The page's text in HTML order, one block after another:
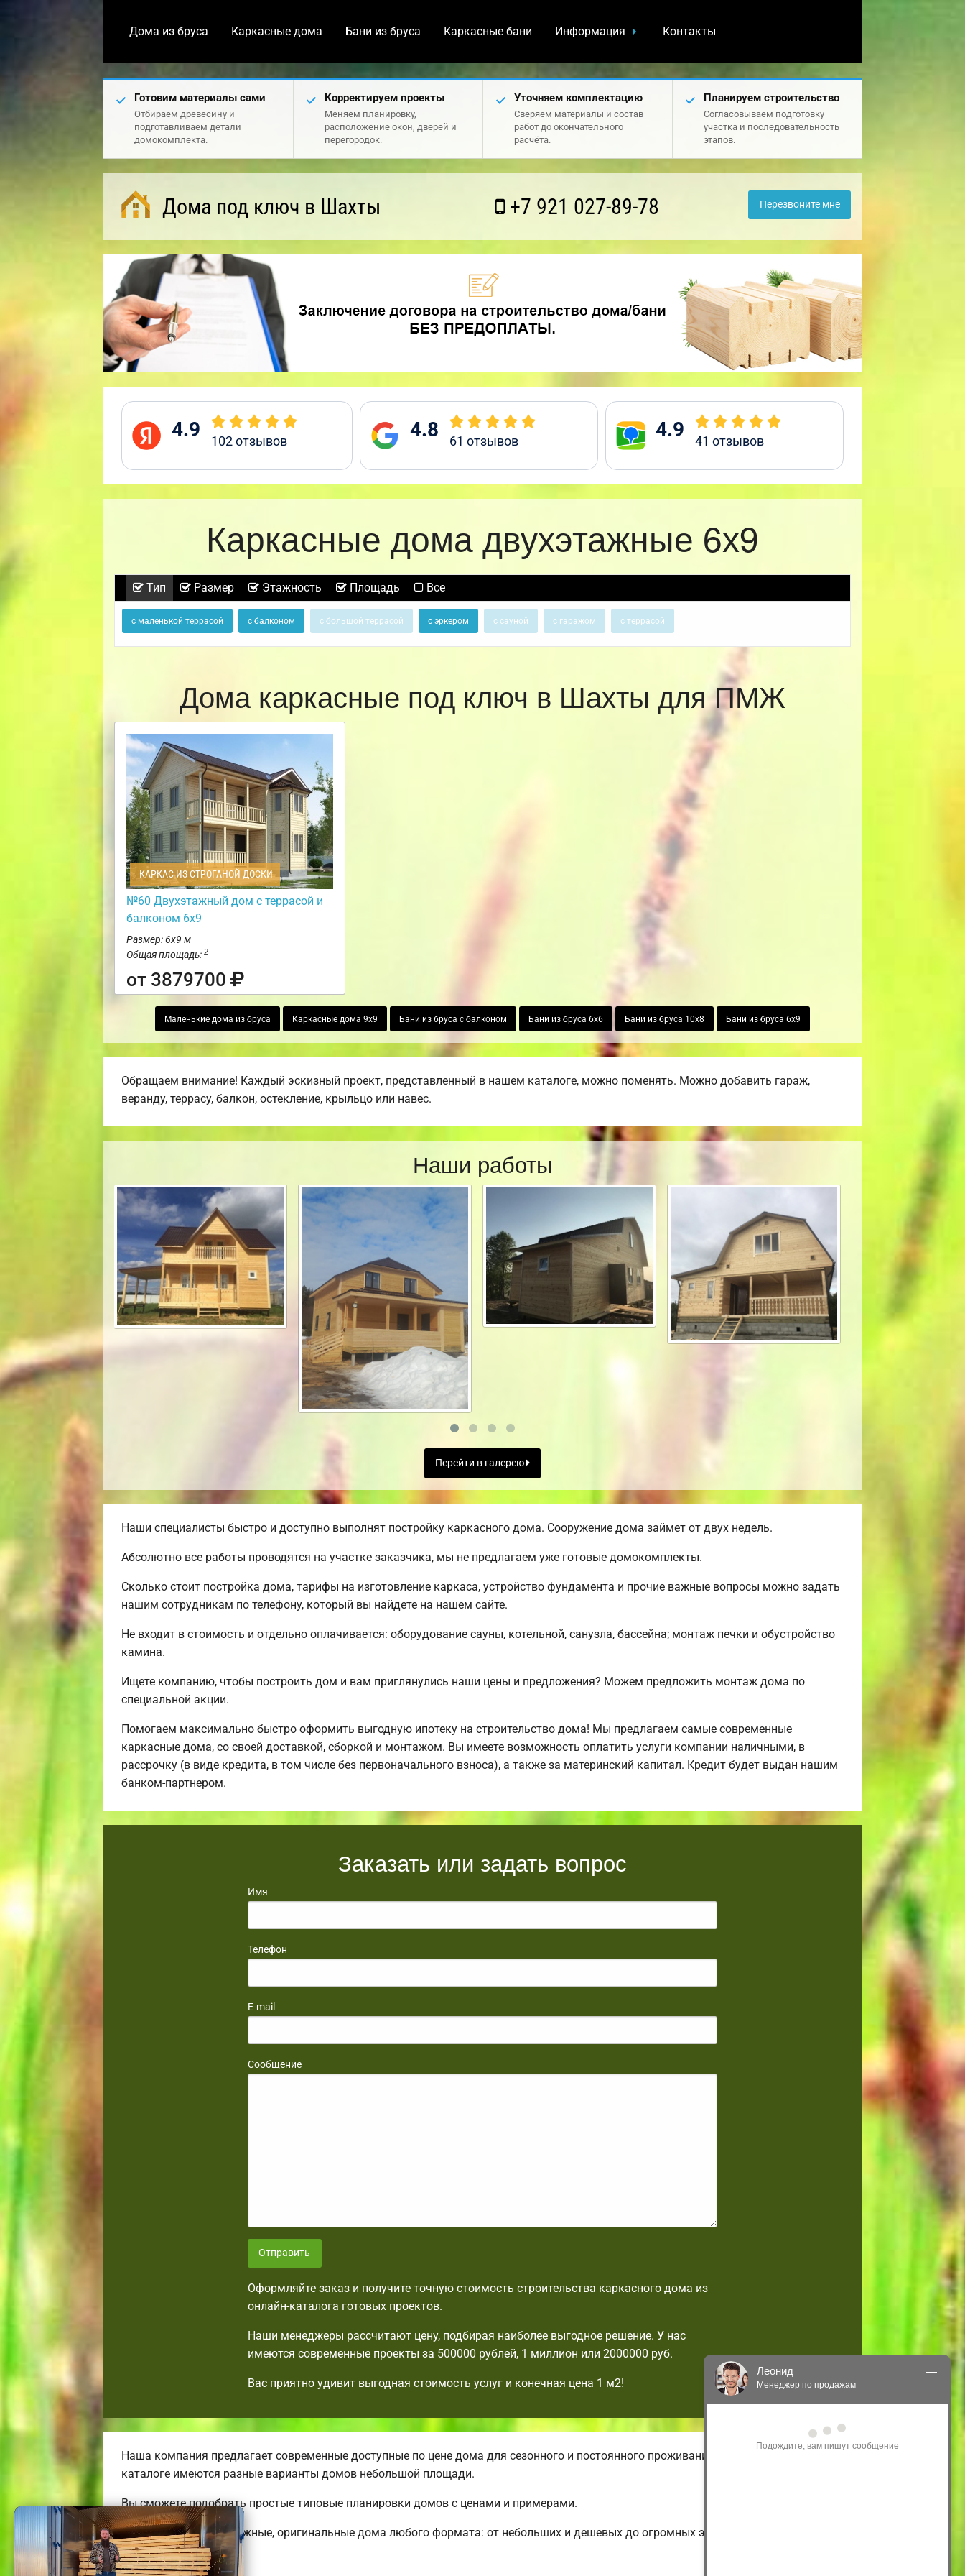
Дома из бруса Каркасные дома Бани из бруса Каркасные бани Информация Контакты
Готовим материалы сами
Отбираем древесину и
подготавливаем детали
домокомплекта.
Корректируем проекты
Меняем планировку,
расположение окон, дверей и
перегородок.
Уточняем комплектацию
Сверяем материалы и состав
работ до окончательного
расчёта.
Планируем строительство
Согласовываем подготовку
участка и последовательность
этапов.
Дома под ключ в Шахты +7 921 027-89-78 Перезвоните мне
4.9 102отзывов 4.8 61 отзывов 4.9 41 отзывов
Каркасные дома двухэтажные 6х9
Тип Размер Этажность Площадь Все
с маленькой террасой с балконом с большой террасой с эркером с сауной с гаражом с террасой
Дома каркасные под ключ в Шахты для ПМЖ
КАРКАС ИЗ СТРОГАНОЙ ДОСКИ
№60 Двухэтажный дом с террасой и
балконом 6х9
Размер: 6х9 м
Общая площадь: 2
от 3879700
Маленькие дома из бруса Каркасные дома 9х9 Бани из бруса с балконом Бани из бруса 6х6 Бани из бруса 10х8 Бани из бруса 6х9
Обращаем внимание! Каждый эскизный проект, представленный в нашем каталоге, можно поменять. Можно добавить гараж,
веранду, террасу, балкон, остекление, крыльцо или навес.
Наши работы
Перейти в галерею
Наши специалисты быстро и доступно выполнят постройку каркасного дома. Сооружение дома займет от двух недель.
Абсолютно все работы проводятся на участке заказчика, мы не предлагаем уже готовые домокомплекты.
Сколько стоит постройка дома, тарифы на изготовление каркаса, устройство фундамента и прочие важные вопросы можно задать
нашим сотрудникам по телефону, который вы найдете на нашем сайте.
Не входит в стоимость и отдельно оплачивается: оборудование сауны, котельной, санузла, бассейна; монтаж печки и обустройство
камина.
Ищете компанию, чтобы построить дом и вам приглянулись наши цены и предложения? Можем предложить монтаж дома по
специальной акции.
Помогаем максимально быстро оформить выгодную ипотеку на строительство дома! Мы предлагаем самые современные
каркасные дома, со своей доставкой, сборкой и монтажом. Вы имеете возможность оплатить услуги компании наличными, в
рассрочку (в виде кредита, в том числе без первоначального взноса), а также за материнский капитал. Кредит будет выдан нашим
банком-партнером.
Заказать или задать вопрос
Имя
Телефон
E-mail
Сообщение
Отправить
Оформляйте заказ и получите точную стоимость строительства каркасного дома из
онлайн-каталога готовых проектов.
Наши менеджеры рассчитают цену, подбирая наиболее выгодное решение. У нас
имеются современные проекты за 500000 рублей, 1 миллион или 2000000 руб.
Вас приятно удивит выгодная стоимость услуг и конечная цена 1 м2!
Наша компания предлагает современные доступные по цене дома для сезонного и постоянного проживания. В нашем онлайн-
каталоге имеются разные варианты домов небольшой площади.
Вы сможете подобрать простые типовые планировки домов с ценами и примерами.
Строим удобные, надежные, оригинальные дома любого формата: от небольших и дешевых до огромных энергоэффективных
коттеджей.
Леонид
Менеджер по продажам
Здравствуйте! Я могу
проконсультировать Вас по нашим
акциям и проектам.